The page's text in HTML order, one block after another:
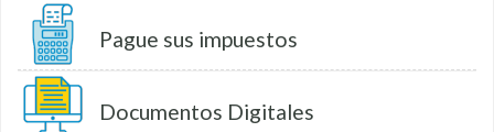
Pague sus impuestos
Documentos Digitales